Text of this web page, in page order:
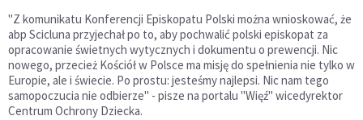
"Z komunikatu Konferencji Episkopatu Polski można wnioskować, że
abp Scicluna przyjechał po to, aby pochwalić polski episkopat za
opracowanie świetnych wytycznych i dokumentu o prewencji. Nic
nowego, przecież Kościół w Polsce ma misję do spełnienia nie tylko w
Europie, ale i świecie. Po prostu: jesteśmy najlepsi. Nic nam tego
samopoczucia nie odbierze" - pisze na portalu "Więź" wicedyrektor
Centrum Ochrony Dziecka.